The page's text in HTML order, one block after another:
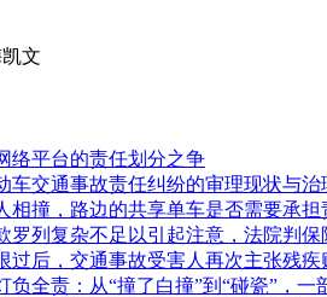
文
络平台的责任划分之争
车交通事故责任纠纷的审理现状与治
相撞，路边的共享单车是否需要承担
罗列复杂不足以引起注意，法院判
过后，交通事故受害人再次主张残疾
负全责：从“撞了白撞”到“碰瓷”，一